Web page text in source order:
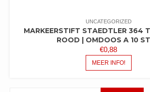
UNCATEGORIZED
MARKEERSTIFT STAEDTLER 364
ROOD | OMDOOS A 10
€0,88
MEER INFO!